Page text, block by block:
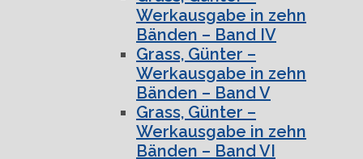
Werkausgabe in zehn
Bänden – Band IV
Grass, Günter –
Werkausgabe in zehn
Bänden – Band V
Grass, Günter –
Werkausgabe in zehn
Bänden – Band VI